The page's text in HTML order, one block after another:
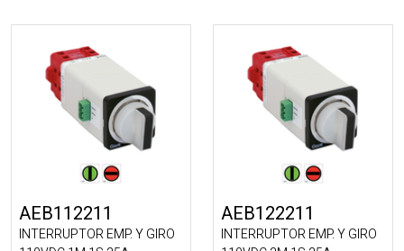
AEB112211
INTERRUPTOR EMP. Y GIRO
AEB122211
INTERRUPTOR EMP. Y GIRO